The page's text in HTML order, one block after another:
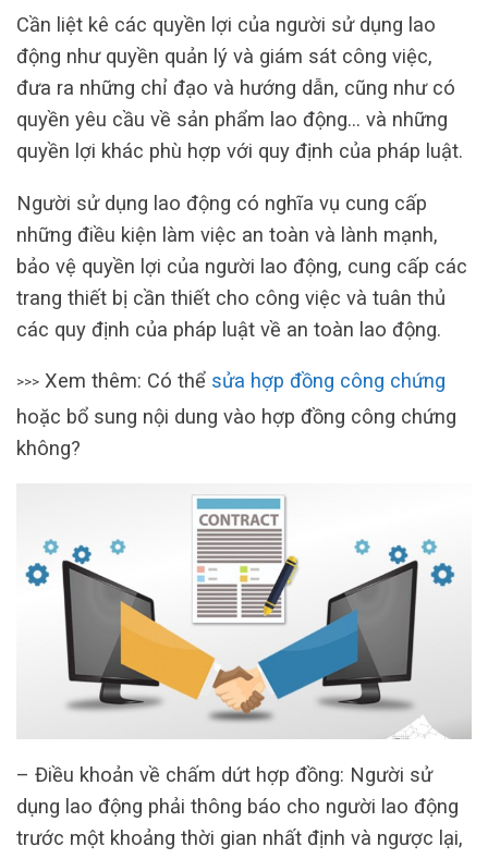
Cần liệt kê các quyền lợi của người sử dụng lao
động như quyền quản lý và giám sát công việc,
đưa ra những chỉ đạo và hướng dẫn, cũng như có
quyền yêu cầu về sản phẩm lao động… và những
quyền lợi khác phù hợp với quy định của pháp luật.
Người sử dụng lao động có nghĩa vụ cung cấp
những điều kiện làm việc an toàn và lành mạnh,
bảo vệ quyền lợi của người lao động, cung cấp các
trang thiết bị cần thiết cho công việc và tuân thủ
các quy định của pháp luật về an toàn lao động.
>>> Xem thêm: Có thể sửa hợp đồng công chứng
hoặc bổ sung nội dung vào hợp đồng công chứng
không?
– Điều khoản về chấm dứt hợp đồng: Người sử
dụng lao động phải thông báo cho người lao động
trước một khoảng thời gian nhất định và ngược lại,